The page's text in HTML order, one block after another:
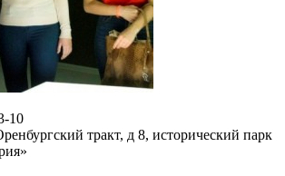
10
тракт, д 8, исторический парк